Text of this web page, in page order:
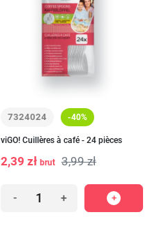
7324024 -40%
viGO! Cuillères à café - 24 pièces
2,39 zł brut 3,99 zł
- +